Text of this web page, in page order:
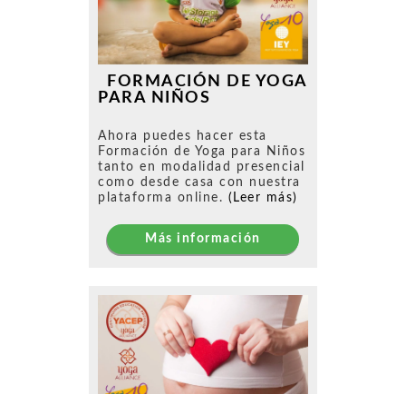
FORMACIÓN DE YOGA
PARA NIÑOS
Ahora puedes hacer esta
Formación de Yoga para Niños
tanto en modalidad presencial
como desde casa con nuestra
plataforma online. (Leer más)
Más información